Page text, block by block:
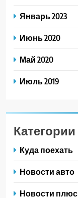
Январь 2023
Июнь 2020
Май 2020
Июль 2019
Категории
Куда поехать
Новости авто
Новости плюс